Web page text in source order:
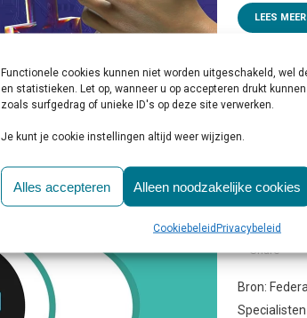
Functionele cookies kunnen niet worden uitgeschakeld, wel
en statistieken. Let op, wanneer u op accepteren drukt
zoals surfgedrag of unieke ID's op deze site verwerken.
Je kunt je cookie instellingen altijd weer wijzigen.
Alles accepteren Alleen noodzakelijke cookies
CookiebeleidPrivacybeleid
LEES MEER
23 JAN
AI-
Geplaatst op
Share
Bron: